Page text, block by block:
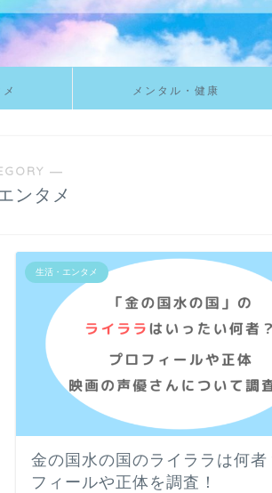
メンタル・健康
―
ンタメ
生活・エンタメ
金の国水の国のライララは何者
フィールや正体を調査！